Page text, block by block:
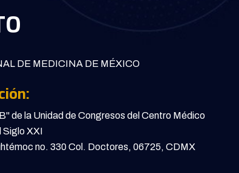
DE MEDICINA DE MÉXICO
de la Unidad de Congresos del Centro Médico
Siglo XXI
no. 330 Col. Doctores, 06725, CDMX